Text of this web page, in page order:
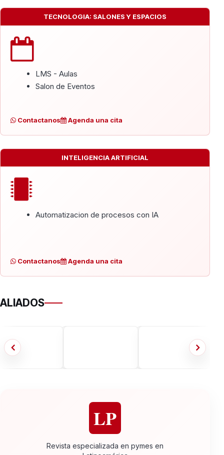
TECNOLOGIA: SALONES Y ESPACIOS
LMS - Aulas
Salon de Eventos
Contactanos Agenda una cita
INTELIGENCIA ARTIFICIAL
Automatizacion de procesos con IA
Contactanos Agenda una cita
ALIADOS
LP
Revista especializada en pymes en